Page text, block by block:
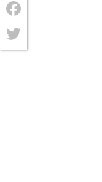
Facebook
Twitter